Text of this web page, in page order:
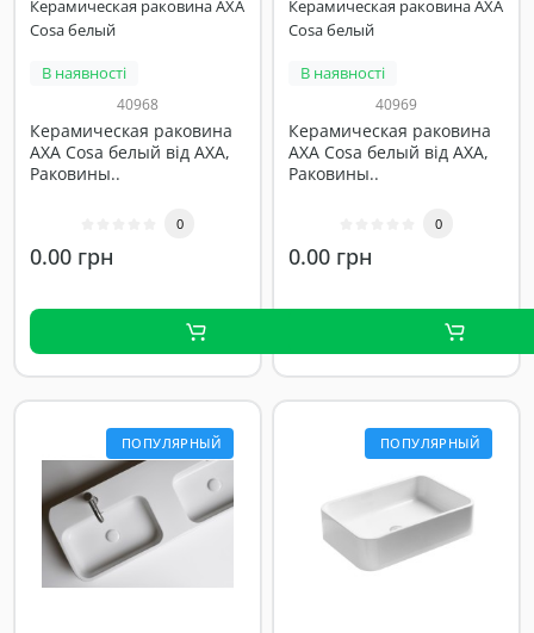
Керамическая раковина AXA
Cosa белый
В наявності
40968
Керамическая раковина
AXA Cosa белый від AXA,
Раковины..
0
0.00 грн
Керамическая раковина AXA
Cosa белый
В наявності
40969
Керамическая раковина
AXA Cosa белый від AXA,
Раковины..
0
0.00 грн
ПОПУЛЯРНЫЙ ПОПУЛЯРНЫЙ